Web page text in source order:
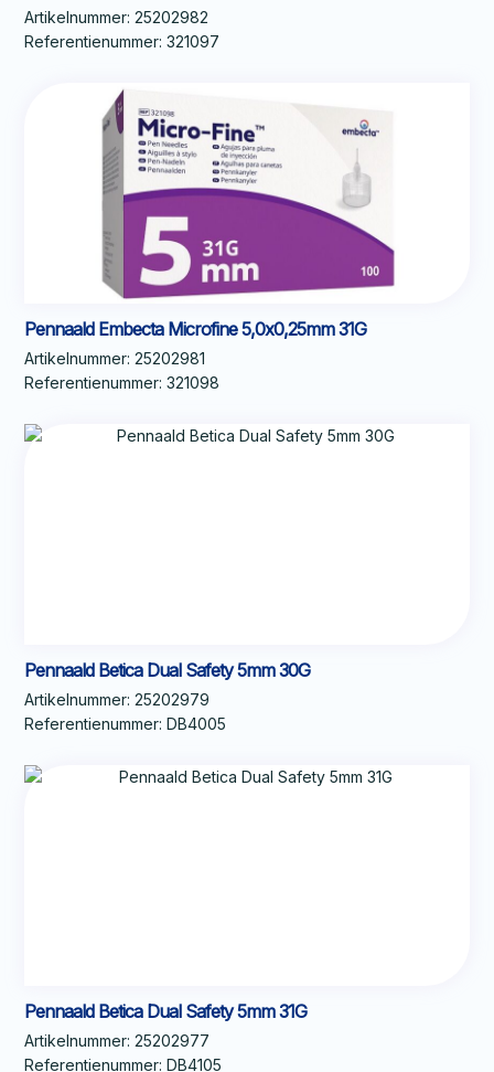
Artikelnummer: 25202982
Referentienummer: 321097
Pennaald Embecta Microfine 5,0x0,25mm 31G
Artikelnummer: 25202981
Referentienummer: 321098
Pennaald Betica Dual Safety 5mm 30G
Artikelnummer: 25202979
Referentienummer: DB4005
Pennaald Betica Dual Safety 5mm 31G
Artikelnummer: 25202977
Referentienummer: DB4105